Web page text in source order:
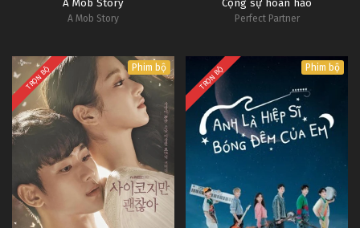
A Mob Story
A Mob Story
Cộng sự hoàn hảo
Perfect Partner
TRỌN BỘ Phim bộ TRỌN BỘ Phim bộ